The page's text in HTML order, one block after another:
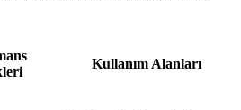
Kullanım Alanları